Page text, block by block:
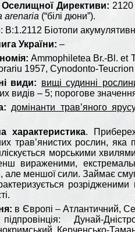
Оселищної Директиви:
arenaria (“білі дюни”).
: В:1.2112 Біотопи
України: –
Ammophiletea Br.-Bl. et
1957, Cynodonto-
види: вищі судинні
видів – 5; порогове
домінанти трав’яного
характеристика.
трав’янистих рослин,
морськими
вираженими,
але меншої сили. Займає
в Європі – Атлантичний,
Дунай-